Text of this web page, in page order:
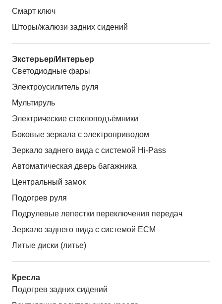
Смарт ключ
Шторы/жалюзи задних сидений
Экстерьер/Интерьер
Светодиодные фары
Электроусилитель руля
Мультируль
Электрические стеклоподъёмники
Боковые зеркала с электроприводом
Зеркало заднего вида с системой Hi-Pass
Автоматическая дверь багажника
Центральный замок
Подогрев руля
Подрулевые лепестки переключения передач
Зеркало заднего вида с системой ЕСМ
Литые диски (литье)
Кресла
Подогрев задних сидений